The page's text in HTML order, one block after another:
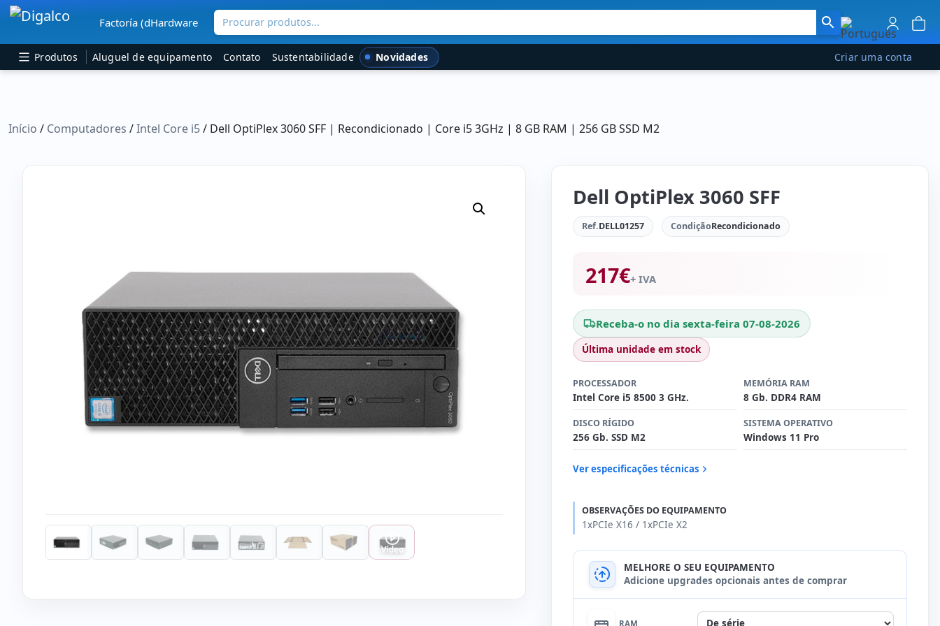
Navegação principal
Factoría (dHardware Procurar produtos...
Produtos Aluguel de equipamento Contato Sustentabilidade Novidades Criar uma conta
Início / Computadores /Intel Core i5/ Dell OptiPlex 3060 SFF | Recondicionado | Core i5 3GHz | 8 GB RAM | 256 GB SSD M2
Vídeo
Dell OptiPlex 3060 SFF
Ref.DELL01257 CondiçãoRecondicionado
217€+ IVA
Receba-o no dia sexta-feira 07-08-2026
Última unidade em stock
PROCESSADOR
Intel Core i5 8500 3 GHz.
MEMÓRIA RAM
8 Gb. DDR4 RAM
DISCO RÍGIDO
256 Gb. SSD M2
SISTEMA OPERATIVO
Windows 11 Pro
Ver especificações técnicas
OBSERVAÇÕES DO EQUIPAMENTO
1xPCIe X16 / 1xPCIe X2
MELHORE O SEU EQUIPAMENTO
Adicione upgrades opcionais antes de comprar
RAM